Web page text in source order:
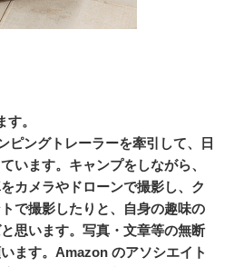
。
ピングトレーラーを牽引して、日
います。キャンプをしながら、
カメラやドローンで撮影し、ク
で撮影したりと、自身の趣味の
思います。写真・文章等の無断
ます。Amazon のアソシエイト